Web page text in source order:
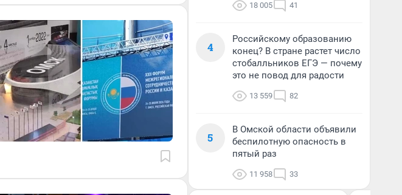
18 005 41
4
Российскому образованию
конец? В стране растет число
стобалльников ЕГЭ — почему
это не повод для радости
13 559 82
5
В Омской области объявили
беспилотную опасность в
пятый раз
11 958 33